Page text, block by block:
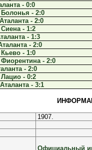
- 0:0
Болонья - 2:0
- 2:0
- 1:2
- 1:3
- 2:0
- 1:0
Фиорентина - 2:0
- 2:0
Лацио - 0:2
- 3:1
1907.
Официальный